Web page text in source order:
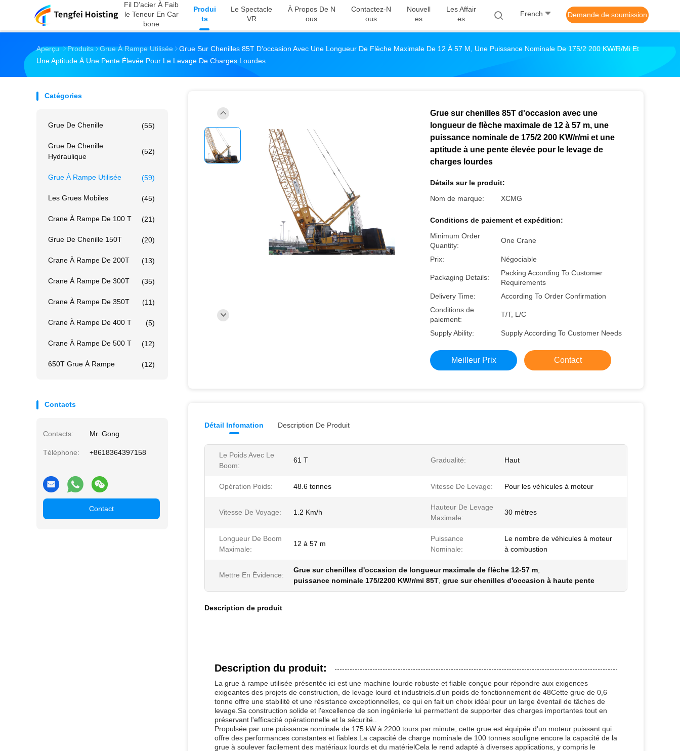
Fil D'acier À Faib
Le Teneur En Car
Bone
Produi
Ts
Le Spectacle
VR
À Propos De N
Ous
Contactez-N
Ous
Nouvell
Es
Les Affair
Es
French Demande de soumission
Aperçu Produits Grue À Rampe Utilisée
Grue Sur Chenilles 85T D'occasion Avec Une Longueur De Flèche Maximale De 12 À 57 M, Une Puissance Nominale De 175/2 200 KW/r/mi Et
Une Aptitude À Une Pente Élevée Pour Le Levage De Charges Lourdes
Catégories
Grue De Chenille (55)
Grue De Chenille
Hydraulique
(52)
Grue À Rampe Utilisée (59)
Les Grues Mobiles (45)
Crane À Rampe De 100 T (21)
Grue De Chenille 150T (20)
Crane À Rampe De 200T (13)
Crane À Rampe De 300T (35)
Crane À Rampe De 350T (11)
Crane À Rampe De 400 T (5)
Crane À Rampe De 500 T (12)
650T Grue À Rampe (12)
Contacts
Contacts: Mr. Gong
Téléphone: +8618364397158
Contact
Grue sur chenilles 85T d'occasion avec une
longueur de flèche maximale de 12 à 57 m, une
puissance nominale de 175/2 200 KW/r/mi et une
aptitude à une pente élevée pour le levage de
charges lourdes
Détails sur le produit:
Nom de marque:
XCMG
Conditions de paiement et expédition:
Minimum Order
Quantity:
One Crane
Prix: Négociable
Packaging Details:
Packing According To Customer
Requirements
Delivery Time:
According To Order Confirmation
Conditions de
paiement:
T/T, L/C
Supply Ability: Supply According To Customer Needs
Meilleur Prix Contact
Détail Infomation Description De Produit
Le Poids Avec Le
Boom:
61 T Gradualité: Haut
Opération Poids: 48.6 tonnes Vitesse De Levage: Pour les véhicules à moteur
Vitesse De Voyage: 1.2 Km/h
Hauteur De Levage
Maximale:
30 mètres
Longueur De Boom
Maximale:
12 à 57 m
Puissance
Nominale:
Le nombre de véhicules à moteur
à combustion
Mettre En Évidence:
Grue sur chenilles d'occasion de longueur maximale de flèche 12-57 m
puissance nominale 175/2200 KW/r/mi 85T grue sur chenilles d'occasion à haute pente
Description de produit
Description du produit:
La grue à rampe utilisée présentée ici est une machine lourde robuste et fiable conçue pour répondre aux exigences
exigeantes des projets de construction, de levage lourd et industriels.d'un poids de fonctionnement de 48Cette grue de 0,6
tonne offre une stabilité et une résistance exceptionnelles, ce qui en fait un choix idéal pour un large éventail de tâches de
levage.Sa construction solide et l'excellence de son ingénierie lui permettent de supporter des charges importantes tout en
préservant l'efficacité opérationnelle et la sécurité..
Propulsée par une puissance nominale de 175 kW à 2200 tours par minute, cette grue est équipée d'un moteur puissant qui
offre des performances constantes et fiables.La capacité de charge nominale de 100 tonnes souligne encore la capacité de la
grue à soulever facilement des matériaux lourds et du matérielCela le rend adapté à diverses applications, y compris le